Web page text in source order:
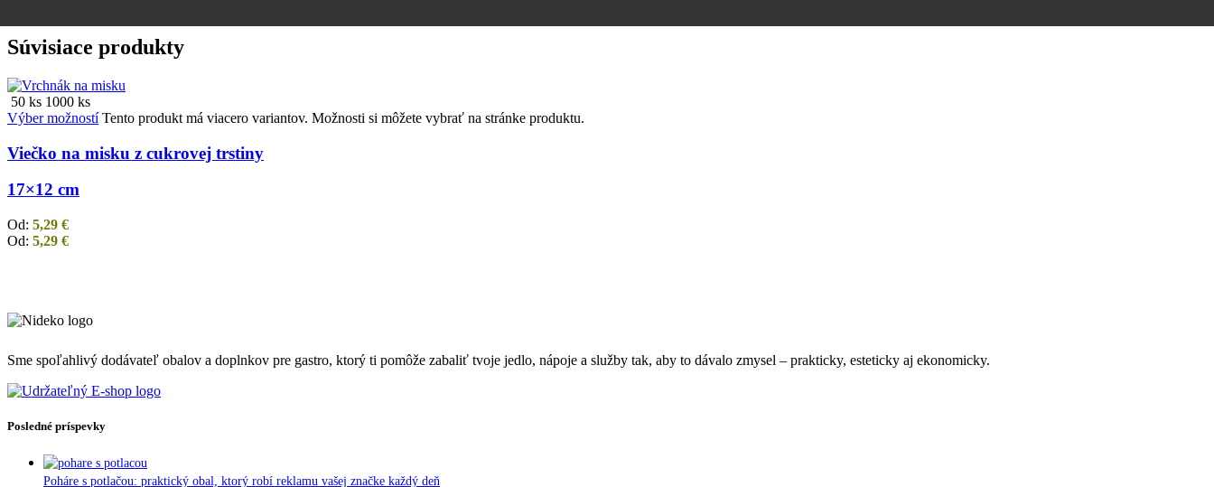
Súvisiace produkty
50 ks 1000 ks
Výber možností Tento produkt má viacero variantov. Možnosti si môžete vybrať na stránke produktu.
Viečko na misku z cukrovej trstiny
17×12 cm
Od: 5,29 €
Od: 5,29 €
Sme spoľahlivý dodávateľ obalov a doplnkov pre gastro, ktorý ti pomôže zabaliť tvoje jedlo, nápoje a služby tak, aby to dávalo zmysel – prakticky, esteticky aj ekonomicky.
Posledné príspevky
Poháre s potlačou: praktický obal, ktorý robí reklamu vašej značke každý deň